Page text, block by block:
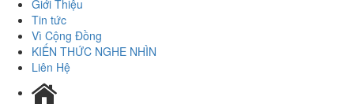
Giới Thiệu
Tin tức
Vì Cộng Đồng
KIẾN THỨC NGHE NHÌN
Liên Hệ